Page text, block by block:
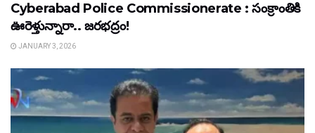
Cyberabad Police Commissionerate : సంక్రాంతికి
ఊరెళ్తున్నారా.. జరభద్రం!
JANUARY 3, 2026